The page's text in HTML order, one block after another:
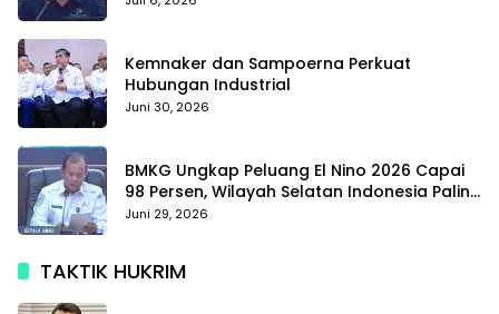
Kemnaker dan Sampoerna Perkuat
Hubungan Industrial
Juni 30, 2026
BMKG Ungkap Peluang El Nino 2026 Capai
98 Persen, Wilayah Selatan Indonesia Paling
Terdampak
Juni 29, 2026
TAKTIK HUKRIM